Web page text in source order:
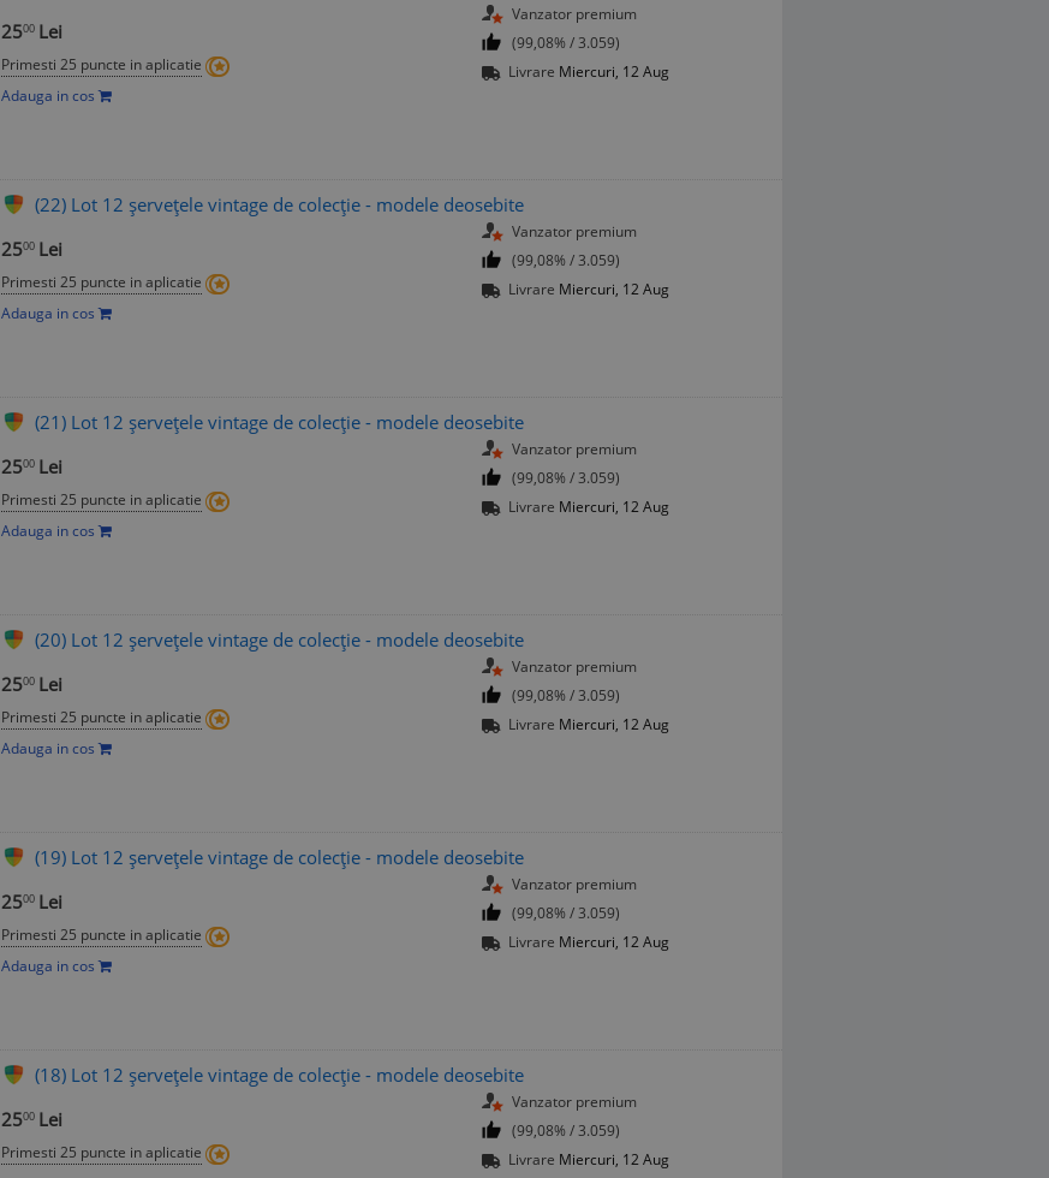
2500 Lei
Primesti 25 puncte in aplicatie
Adauga in cos
Vanzator premium
(99,08% / 3.059)
Livrare Miercuri, 12 Aug
(22) Lot 12 șervețele vintage de colecție - modele deosebite
2500 Lei
Primesti 25 puncte in aplicatie
Adauga in cos
Vanzator premium
(99,08% / 3.059)
Livrare Miercuri, 12 Aug
(21) Lot 12 șervețele vintage de colecție - modele deosebite
2500 Lei
Primesti 25 puncte in aplicatie
Adauga in cos
Vanzator premium
(99,08% / 3.059)
Livrare Miercuri, 12 Aug
(20) Lot 12 șervețele vintage de colecție - modele deosebite
2500 Lei
Primesti 25 puncte in aplicatie
Adauga in cos
Vanzator premium
(99,08% / 3.059)
Livrare Miercuri, 12 Aug
(19) Lot 12 șervețele vintage de colecție - modele deosebite
2500 Lei
Primesti 25 puncte in aplicatie
Adauga in cos
Vanzator premium
(99,08% / 3.059)
Livrare Miercuri, 12 Aug
(18) Lot 12 șervețele vintage de colecție - modele deosebite
2500 Lei
Primesti 25 puncte in aplicatie
Vanzator premium
(99,08% / 3.059)
Livrare Miercuri, 12 Aug